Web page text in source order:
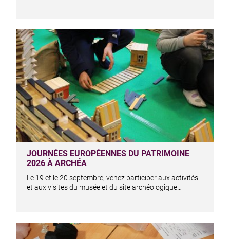
JOURNÉES EUROPÉENNES DU PATRIMOINE
2026 À ARCHÉA
Le 19 et le 20 septembre, venez participer aux activités
et aux visites du musée et du site archéologique…